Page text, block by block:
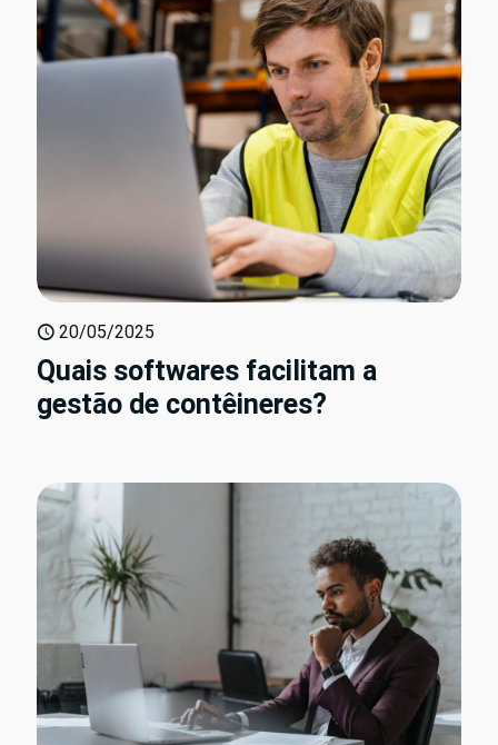
20/05/2025
Quais softwares facilitam a
gestão de contêineres?